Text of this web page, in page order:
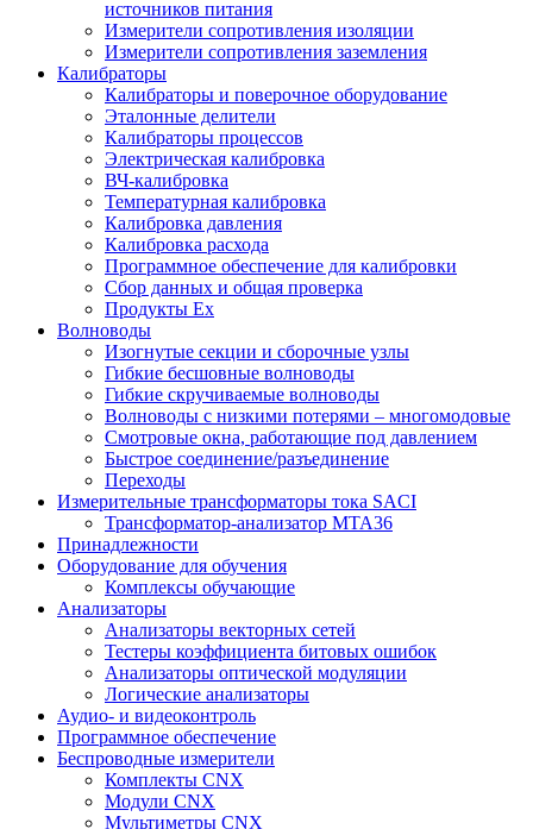
источников питания
Измерители сопротивления изоляции
Измерители сопротивления заземления
Калибраторы
Калибраторы и поверочное оборудование
Эталонные делители
Калибраторы процессов
Электрическая калибровка
ВЧ-калибровка
Температурная калибровка
Калибровка давления
Калибровка расхода
Программное обеспечение для калибровки
Сбор данных и общая проверка
Продукты Ex
Волноводы
Изогнутые секции и сборочные узлы
Гибкие бесшовные волноводы
Гибкие скручиваемые волноводы
Волноводы с низкими потерями – многомодовые
Смотровые окна, работающие под давлением
Быстрое соединение/разъединение
Переходы
Измерительные трансформаторы тока SACI
Трансформатор-анализатор MTA36
Принадлежности
Оборудование для обучения
Комплексы обучающие
Анализаторы
Анализаторы векторных сетей
Тестеры коэффициента битовых ошибок
Анализаторы оптической модуляции
Логические анализаторы
Аудио- и видеоконтроль
Программное обеспечение
Беспроводные измерители
Комплекты CNX
Модули CNX
Мультиметры CNX